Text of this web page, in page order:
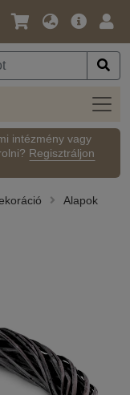
Nyelv
Pénznem
Fő
intézmény vagy
Regisztráljon
Alapok